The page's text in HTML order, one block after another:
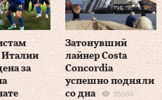
Италии
за
Затонувший
лайнер Costa
Concordia
успешно подняли
со дна
35066